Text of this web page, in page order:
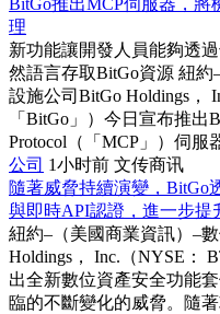
BitGo推出MCP伺服器，
理
新功能讓開發人員能夠透
然語言存取BitGo資源 紐
設施公司BitGo Holdings，
「BitGo」）今日宣布推出
Protocol（「MCP」）伺服
公司 1小时前 文传商讯
隨著威脅持續演變，BitGo
與即時API認證，進一步提
紐約–（美國商業資訊）–
Holdings， Inc.（NYSE：
出全新數位資產安全功能
臨的不斷變化的威脅。隨